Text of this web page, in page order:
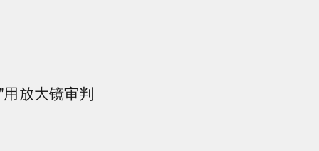
放大镜审判